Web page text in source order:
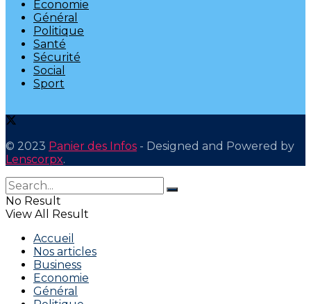
Economie
Général
Politique
Santé
Sécurité
Social
Sport
© 2023 Panier des Infos - Designed and Powered by
Lenscorpx.
No Result
View All Result
Accueil
Nos articles
Business
Economie
Général